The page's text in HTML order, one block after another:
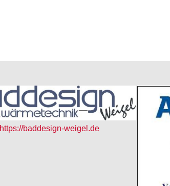
https://baddesign-weigel.de